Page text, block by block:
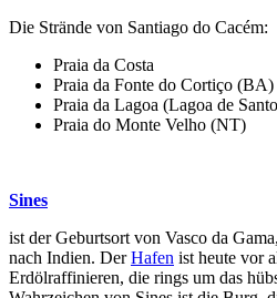
Die Strände von Santiago do Cacém:
Praia da Costa
Praia da Fonte do Cortiço (BA)
Praia da Lagoa (Lagoa de
Praia do Monte Velho (NT)
Sines
ist der Geburtsort von Vasco da
nach Indien. DerHafen ist heute vor
Erdölraffinieren, die rings um das